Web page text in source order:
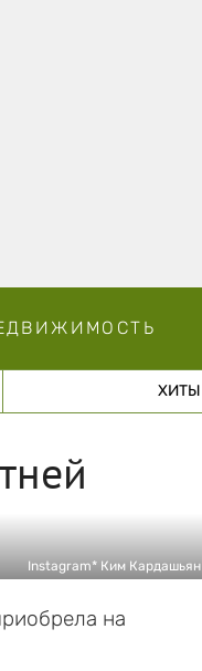
ХИТЫ
Instagram* Ким Кардашьян
на